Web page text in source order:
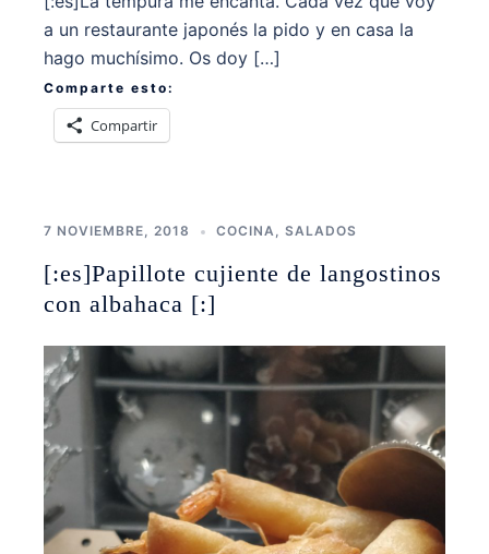
a un restaurante japonés la pido y en casa la
hago muchísimo. Os doy […]
Comparte esto:
Compartir
7 NOVIEMBRE, 2018 COCINA, SALADOS
[:es]Papillote cujiente de langostinos
con albahaca [:]